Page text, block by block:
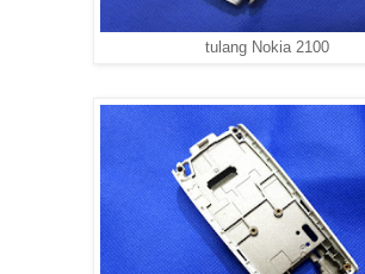
tulang Nokia 2100